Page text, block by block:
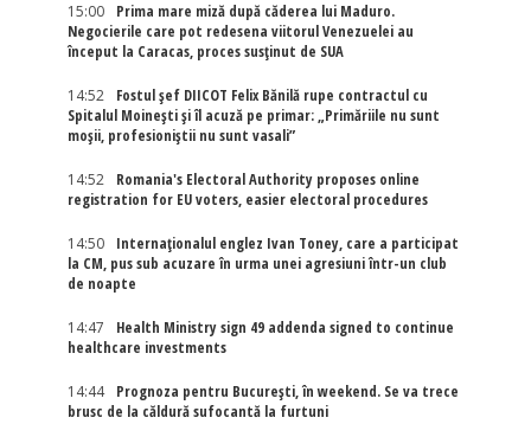
15:00
Prima mare miză după căderea lui Maduro.
Negocierile care pot redesena viitorul Venezuelei au
început la Caracas, proces susținut de SUA
14:52
Fostul șef DIICOT Felix Bănilă rupe contractul cu
Spitalul Moinești și îl acuză pe primar: „Primăriile nu sunt
moșii, profesioniștii nu sunt vasali”
14:52
Romania's Electoral Authority proposes online
registration for EU voters, easier electoral procedures
14:50
Internaţionalul englez Ivan Toney, care a participat
la CM, pus sub acuzare în urma unei agresiuni într-un club
de noapte
14:47
Health Ministry sign 49 addenda signed to continue
healthcare investments
14:44
Prognoza pentru București, în weekend. Se va trece
brusc de la căldură sufocantă la furtuni